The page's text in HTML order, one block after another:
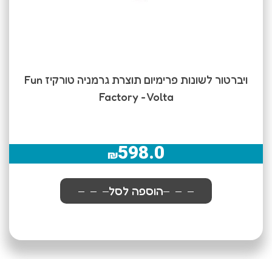
ויברטור לשונות פרימיום תוצרת גרמניה טורקיז Fun
Factory - Volta
₪598.0
הוספה לסל